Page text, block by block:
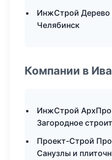
ИнжСтрой
Челябинск
Компании в
ИнжСтрой
Загородное
Проект-Строй
Санузлы и